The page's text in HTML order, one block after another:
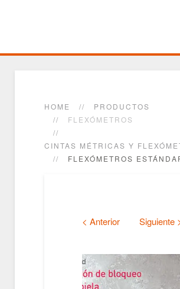
HOME
PRODUCTOS
FLEXÓMETROS
CINTAS MÉTRICAS Y
FLEXÓMETROS
< Anterior Siguiente